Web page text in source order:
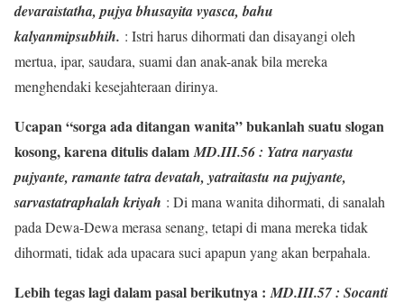
devaraistatha, pujya bhusayita vyasca, bahu
kalyanmipsubhih. : Istri harus dihormati dan disayangi oleh
mertua, ipar, saudara, suami dan anak-anak bila mereka
menghendaki kesejahteraan dirinya.
Ucapan “sorga ada ditangan wanita” bukanlah suatu slogan
kosong, karena ditulis dalamMD.III.56 : Yatra naryastu
pujyante, ramante tatra devatah, yatraitastu na pujyante,
sarvastatraphalah kriyah : Di mana wanita dihormati, di sanalah
pada Dewa-Dewa merasa senang, tetapi di mana mereka tidak
dihormati, tidak ada upacara suci apapun yang akan berpahala.
Lebih tegas lagi dalam pasal berikutnya :MD.III.57 : Socanti